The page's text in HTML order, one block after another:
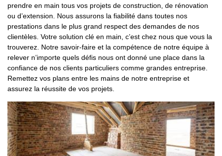
prendre en main tous vos projets de construction, de rénovation
ou d’extension. Nous assurons la fiabilité dans toutes nos
prestations dans le plus grand respect des demandes de nos
clientèles. Votre solution clé en main, c’est chez nous que vous la
trouverez. Notre savoir-faire et la compétence de notre équipe à
relever n’importe quels défis nous ont donné une place dans la
confiance de nos clients particuliers comme grandes entreprise.
Remettez vos plans entre les mains de notre entreprise et
assurez la réussite de vos projets.